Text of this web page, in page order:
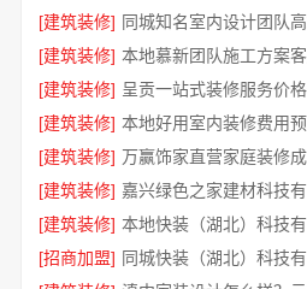
[建筑装修]
[建筑装修]
[建筑装修]
[建筑装修]
[建筑装修] 万赢饰家直营家庭装修
[建筑装修]
[建筑装修]
[招商加盟]